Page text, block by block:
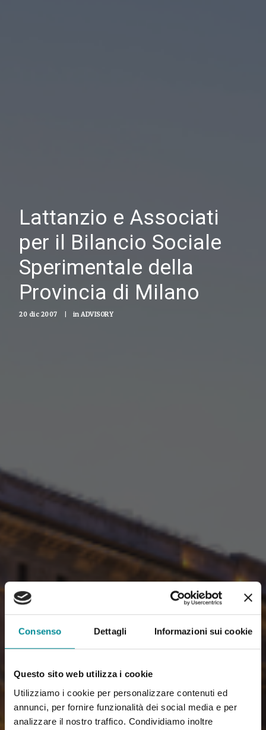
Consenso Dettagli Informazioni sui cookie
Questo sito web utilizza i cookie
Utilizziamo i cookie per personalizzare contenuti ed
annunci, per fornire funzionalità dei social media e per
analizzare il nostro traffico. Condividiamo inoltre
Lattanzio e Associati
per il Bilancio Sociale
Sperimentale della
Provincia di Milano
20 dic 2007 in ADVISORY